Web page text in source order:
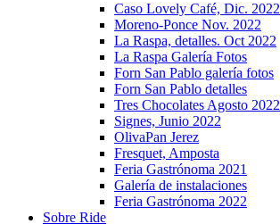
Caso Lovely Café, Dic. 2022
Moreno-Ponce Nov. 2022
La Raspa, detalles. Oct 2022
La Raspa Galería Fotos
Forn San Pablo galería fotos
Forn San Pablo detalles
Tres Chocolates Agosto 2022
Signes, Junio 2022
OlivaPan Jerez
Fresquet, Amposta
Feria Gastrónoma 2021
Galería de instalaciones
Feria Gastrónoma 2022
Sobre Ride